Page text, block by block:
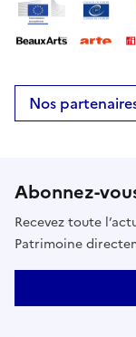
Nos
Abonnez-
Recevez toute
Patrimoine